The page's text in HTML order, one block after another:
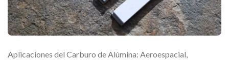
Aplicaciones del Carburo de Alúmina: Aeroespacial,